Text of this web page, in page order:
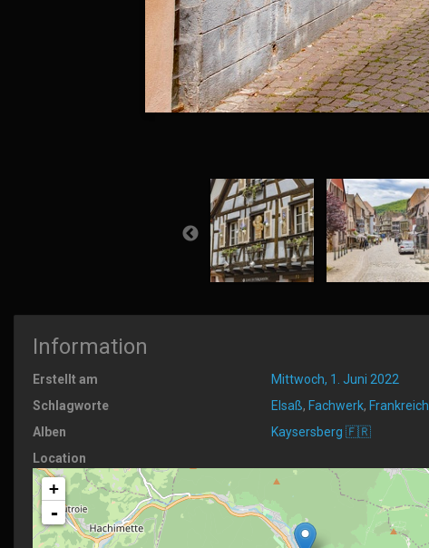
Information
Erstellt am
Mittwoch, 1. Juni 2022
Schlagworte
Elsaß, Fachwerk, Frankreich
Alben
Kaysersberg 🇫🇷
Location
+
-